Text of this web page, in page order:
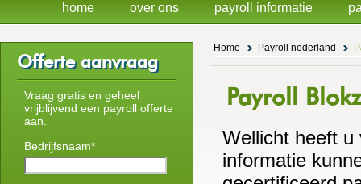
Home Payroll nederland
Payroll
Wellicht heeft u
informatie
Offerte aanvraag
Vraag gratis en geheel
vrijblijvend een payroll offerte
aan.
Bedrijfsnaam*
home over ons payroll informatie